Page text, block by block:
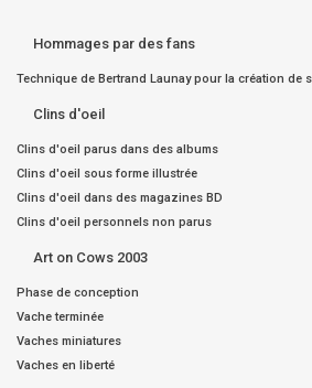
Hommages par des fans
Technique de Bertrand Launay pour la création de
Clins d'oeil
Clins d'oeil parus dans des albums
Clins d'oeil sous forme illustrée
Clins d'oeil dans des magazines BD
Clins d'oeil personnels non parus
Art on Cows 2003
Phase de conception
Vache terminée
Vaches miniatures
Vaches en liberté